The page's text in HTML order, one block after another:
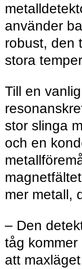
använder
robust, den
stora
Till en
stor slinga
och en
mer metall,
– Den
tåg
att